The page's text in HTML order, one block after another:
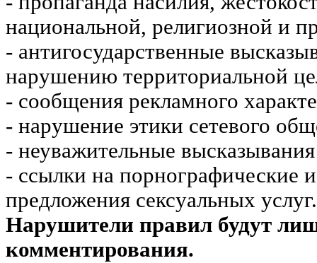
национальной, религиозной и
- антигосударственные
нарушению территориальной
- сообщения рекламного
- нарушение этики сетевого
- неуважительные
- ссылки на порнографические
предложения сексуальных услуг.
Нарушители правил будут
комментирования.